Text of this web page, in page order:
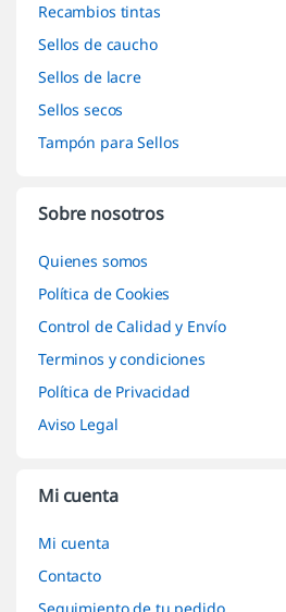
Recambios tintas
Sellos de caucho
Sellos de lacre
Sellos secos
Tampón para Sellos
Sobre nosotros
Quienes somos
Política de Cookies
Control de Calidad y Envío
Terminos y condiciones
Política de Privacidad
Aviso Legal
Mi cuenta
Mi cuenta
Contacto